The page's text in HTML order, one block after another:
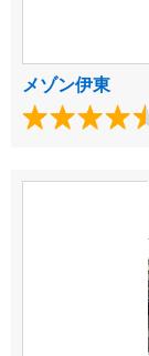
メゾン伊東